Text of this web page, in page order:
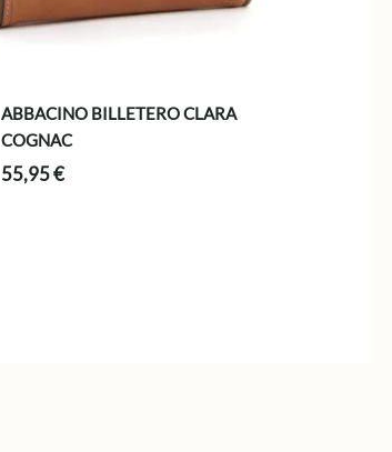
ABBACINO BILLETERO CLARA
COGNAC
55,95€